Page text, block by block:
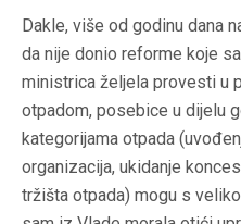
Dakle, više od godinu dana
da nije donio reforme koje
ministrica željela provesti u
otpadom, posebice u dijelu
kategorijama otpada
organizacija, ukidanje
tržišta otpada) mogu s